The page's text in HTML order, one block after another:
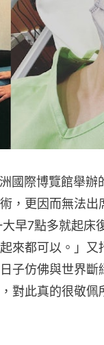
國際博覽館舉
，更因而無法
早7點多就起床
來都可以。」又
子仿佛與世界斷
對此真的很敬佩